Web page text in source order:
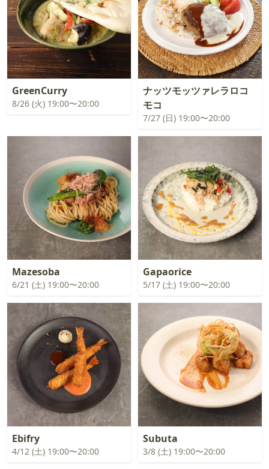
GreenCurry
8/26 (火) 19:00〜20:00
ナッツモッツァレラロコ
モコ
7/27 (日) 19:00〜20:00
Mazesoba
6/21 (土) 19:00〜20:00
Gapaorice
5/17 (土) 19:00〜20:00
Ebifry
4/12 (土) 19:00〜20:00
Subuta
3/8 (土) 19:00〜20:00